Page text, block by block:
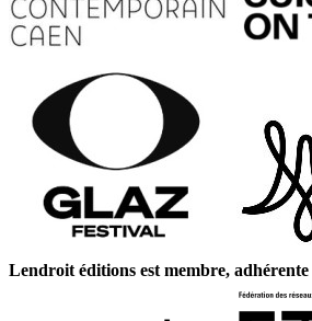
Lendroit éditions est membre,